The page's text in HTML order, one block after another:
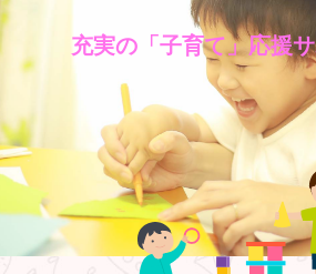
充実の「子育て」応援